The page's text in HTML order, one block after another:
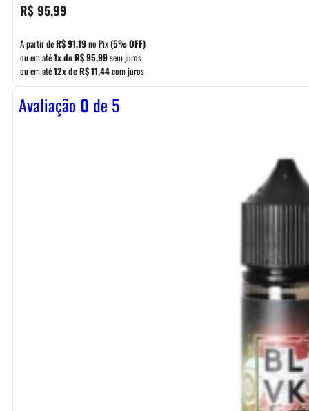
R$95,99
A partir deR$91,19no Pix(5% OFF)
ou em até1x deR$95,99sem juros
ou em até12x deR$11,44com juros
Avaliação0 de 5